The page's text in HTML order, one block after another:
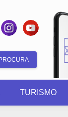
form
TURISMO